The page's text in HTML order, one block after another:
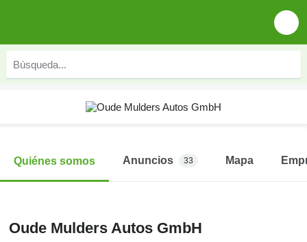
Quiénes somos Anuncios 33 Mapa
Oude Mulders Autos GmbH